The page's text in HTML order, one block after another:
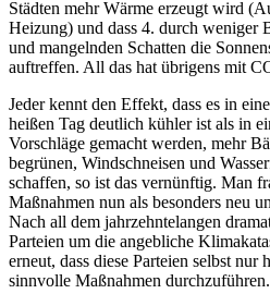
Städten mehr Wärme erzeugt wird
Heizung) und dass 4. durch weniger
und mangelnden Schatten die
auftreffen. All das hat übrigens mit
Jeder kennt den Effekt, dass es in
heißen Tag deutlich kühler ist als in
Vorschläge gemacht werden, mehr
begrünen, Windschneisen und
schaffen, so ist das vernünftig. Man
Maßnahmen nun als besonders neu
Nach all dem jahrzehntelangen
Parteien um die angebliche
erneut, dass diese Parteien selbst
sinnvolle Maßnahmen durchzuführen.